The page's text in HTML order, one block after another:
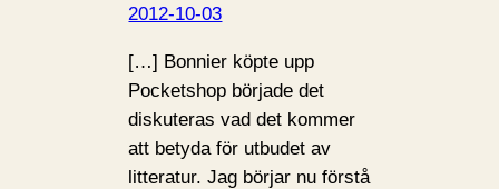
2012-10-03
[…] Bonnier köpte upp
Pocketshop började det
diskuteras vad det kommer
att betyda för utbudet av
litteratur. Jag börjar nu förstå